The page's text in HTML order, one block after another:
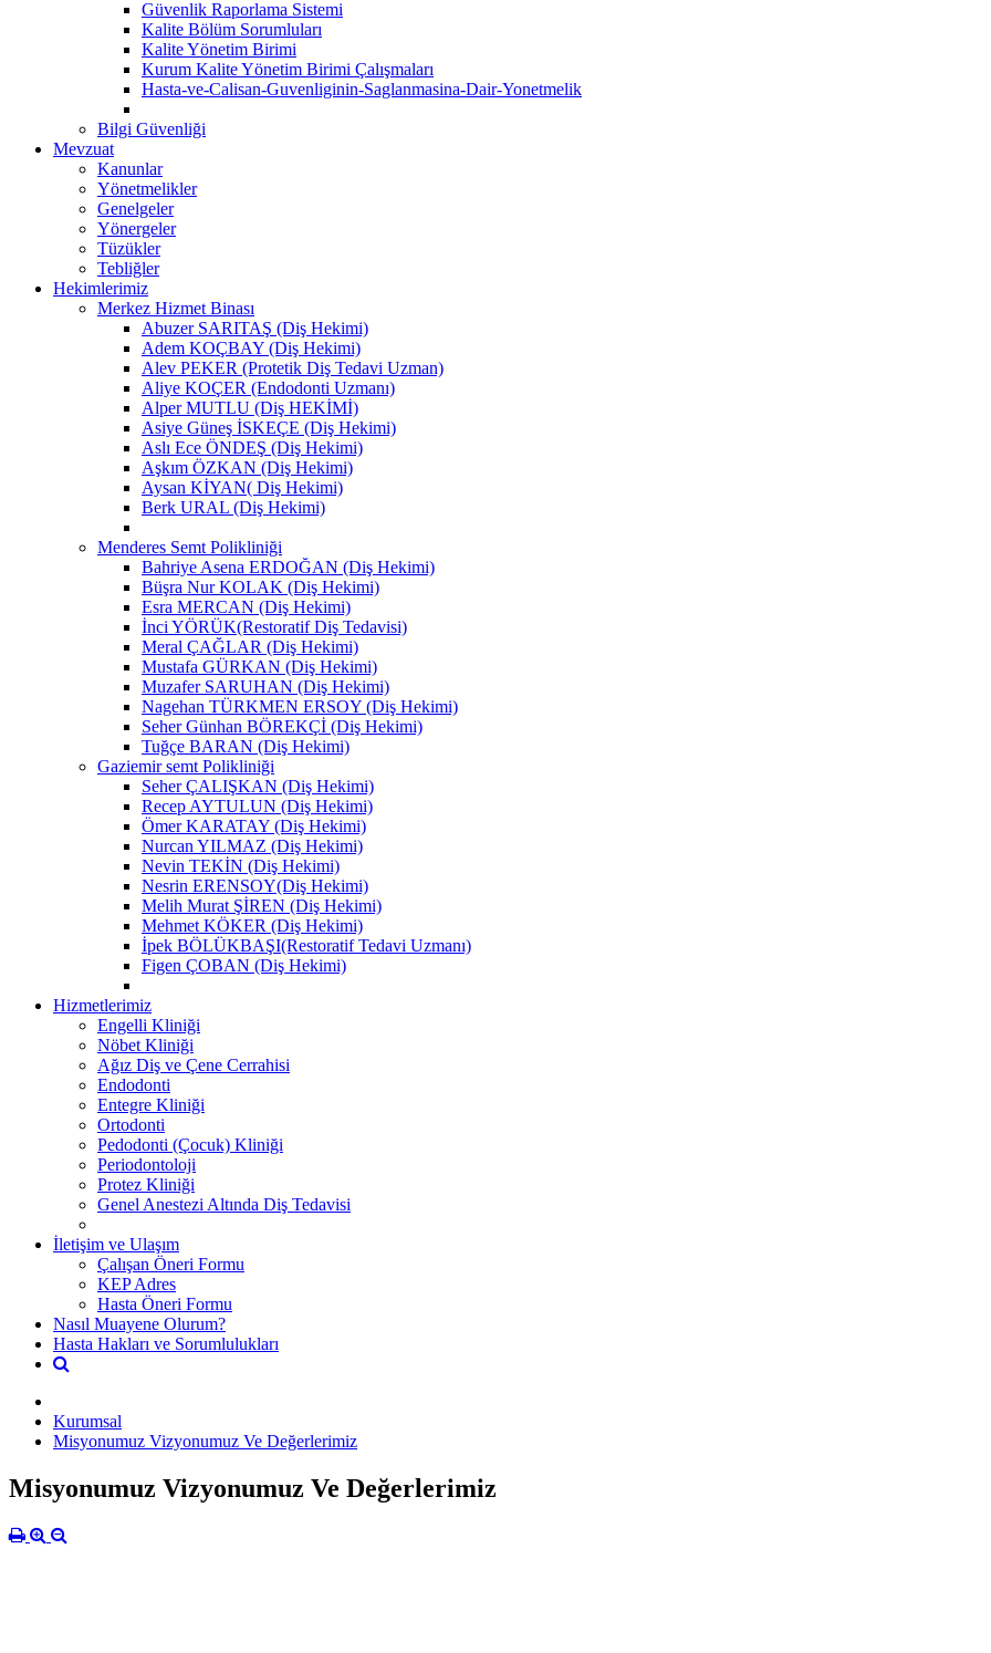
Güvenlik Raporlama Sistemi
Kalite Bölüm Sorumluları
Kalite Yönetim Birimi
Kurum Kalite Yönetim Birimi Çalışmaları
Hasta-ve-Calisan-Guvenliginin-Saglanmasina-Dair-Yonetmelik
Bilgi Güvenliği
Mevzuat
Kanunlar
Yönetmelikler
Genelgeler
Yönergeler
Tüzükler
Tebliğler
Hekimlerimiz
Merkez Hizmet Binası
Abuzer SARITAŞ (Diş Hekimi)
Adem KOÇBAY (Diş Hekimi)
Alev PEKER (Protetik Diş Tedavi Uzman)
Aliye KOÇER (Endodonti Uzmanı)
Alper MUTLU (Diş HEKİMİ)
Asiye Güneş İSKEÇE (Diş Hekimi)
Aslı Ece ÖNDEŞ (Diş Hekimi)
Aşkım ÖZKAN (Diş Hekimi)
Aysan KİYAN( Diş Hekimi)
Berk URAL (Diş Hekimi)
Menderes Semt Polikliniği
Bahriye Asena ERDOĞAN (Diş Hekimi)
Büşra Nur KOLAK (Diş Hekimi)
Esra MERCAN (Diş Hekimi)
İnci YÖRÜK(Restoratif Diş Tedavisi)
Meral ÇAĞLAR (Diş Hekimi)
Mustafa GÜRKAN (Diş Hekimi)
Muzafer SARUHAN (Diş Hekimi)
Nagehan TÜRKMEN ERSOY (Diş Hekimi)
Seher Günhan BÖREKÇİ (Diş Hekimi)
Tuğçe BARAN (Diş Hekimi)
Gaziemir semt Polikliniği
Seher ÇALIŞKAN (Diş Hekimi)
Recep AYTULUN (Diş Hekimi)
Ömer KARATAY (Diş Hekimi)
Nurcan YILMAZ (Diş Hekimi)
Nevin TEKİN (Diş Hekimi)
Nesrin ERENSOY(Diş Hekimi)
Melih Murat ŞİREN (Diş Hekimi)
Mehmet KÖKER (Diş Hekimi)
İpek BÖLÜKBAŞI(Restoratif Tedavi Uzmanı)
Figen ÇOBAN (Diş Hekimi)
Hizmetlerimiz
Engelli Kliniği
Nöbet Kliniği
Ağız Diş ve Çene Cerrahisi
Endodonti
Entegre Kliniği
Ortodonti
Pedodonti (Çocuk) Kliniği
Periodontoloji
Protez Kliniği
Genel Anestezi Altında Diş Tedavisi
İletişim ve Ulaşım
Çalışan Öneri Formu
KEP Adres
Hasta Öneri Formu
Nasıl Muayene Olurum?
Hasta Hakları ve Sorumlulukları
Kurumsal
Misyonumuz Vizyonumuz Ve Değerlerimiz
Misyonumuz Vizyonumuz Ve Değerlerimiz